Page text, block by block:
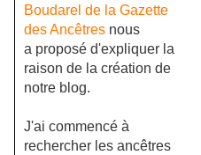
Boudarel de la Gazette
des Ancêtres nous
a proposé d'expliquer la
raison de la création de
notre blog.
J'ai commencé à
rechercher les ancêtres